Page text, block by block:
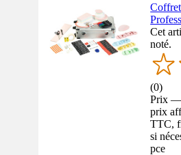
Cet
noté.
(0)
Prix —
prix
TTC,
si
pce